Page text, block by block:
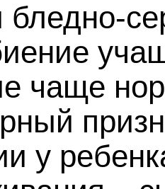
бледно-
чаще
у